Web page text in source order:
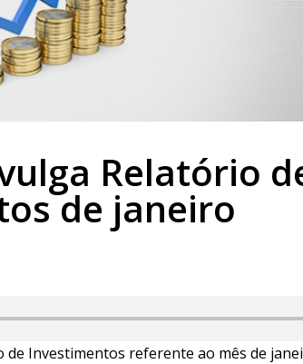
Relatório
de janeiro
de Investimentos referente ao mês de